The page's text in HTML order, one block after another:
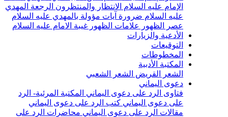
الإمام عليه السلام الانتظار والمنتظرون الرجعة المهدي
عليه السلام ضرورة آيات مؤولة بالمهدي عليه السلام
عصر الظهور
علامات الظهور غيبة الامام عليه السلام
الأدعية والزيارات
التوقيعات
المخطوطات
المكتبة الأدبية
الشعر القريض الشعر الشعبي
دعوى اليماني
فتاوى الرد على دعوى اليماني المكتبة المرئية- الرد
على دعوى اليماني كتب الرد على دعوى اليماني
مقالات الرد على دعوى اليماني محاضرات الرد على